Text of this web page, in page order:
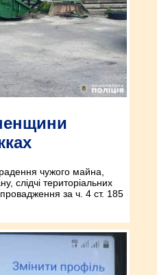
чужого майна,
слідчі територіальних
провадження за ч. 4 ст. 185